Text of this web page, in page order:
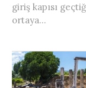
giriş kapısı
ortaya...